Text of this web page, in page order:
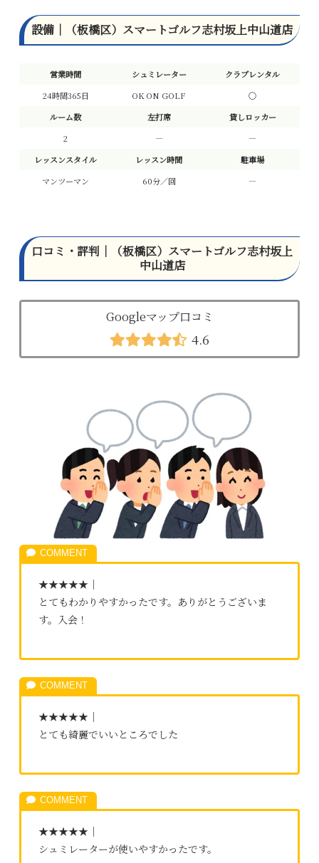
設備｜（板橋区）スマートゴルフ志村坂上中山道店
営業時間 シュミレーター
クラブレンタル
24時間365日
OK ON GOLF
〇
ルーム数
左打席
貸しロッカー
2
―
―
レッスンスタイル
レッスン時間
駐車場
マンツーマン
60分／回 ―
口コミ・評判｜（板橋区）スマートゴルフ志村坂上
中山道店
Googleマップ口コミ
4.6
★★★★★｜
とてもわかりやすかったです。ありがとうございま
す。入会！
★★★★★｜
とても綺麗でいいところでした
★★★★★｜
シュミレーターが使いやすかったです。